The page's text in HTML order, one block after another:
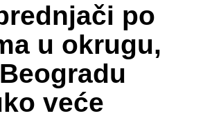
po
u okrugu,
veće